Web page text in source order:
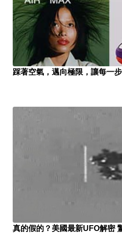
踩著空氣，邁向極限，讓每一
真的假的？美國最新UFO解密